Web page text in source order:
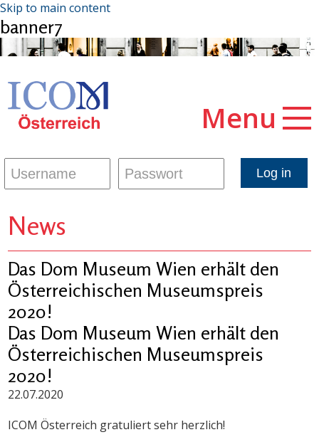
Skip to main content
banner7
Menu
News
Das Dom Museum Wien erhält den
Österreichischen Museumspreis
2020!
Das Dom Museum Wien erhält den
Österreichischen Museumspreis
2020!
22.07.2020
ICOM Österreich gratuliert sehr herzlich!